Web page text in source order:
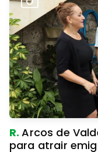
R.Arcos de
para atrair